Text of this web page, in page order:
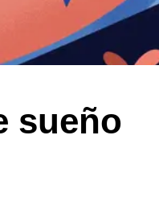
sueño